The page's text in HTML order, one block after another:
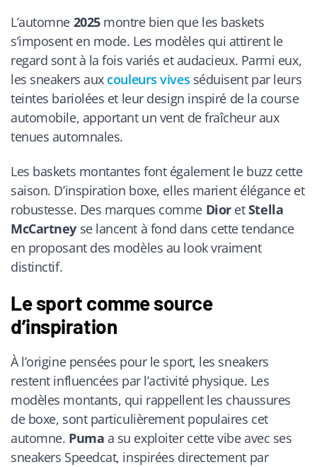
L’automne 2025montre bien que les baskets
s’imposent en mode. Les modèles qui attirent le
regard sont à la fois variés et audacieux. Parmi eux,
les sneakers aux couleurs vives séduisent par leurs
teintes bariolées et leur design inspiré de la course
automobile, apportant un vent de fraîcheur aux
tenues automnales.
Les baskets montantes font également le buzz cette
saison. D’inspiration boxe, elles marient élégance et
robustesse. Des marques comme DioretStella
McCartneyse lancent à fond dans cette tendance
en proposant des modèles au look vraiment
distinctif.
Le sport comme source
d’inspiration
À l’origine pensées pour le sport, les sneakers
restent influencées par l’activité physique. Les
modèles montants, qui rappellent les chaussures
de boxe, sont particulièrement populaires cet
automne. Puma a su exploiter cette vibe avec ses
sneakers Speedcat, inspirées directement par